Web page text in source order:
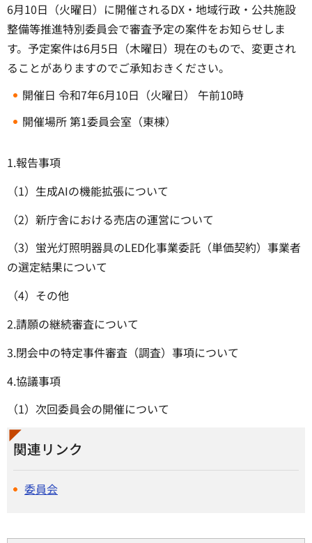
6月10日（火曜日）に開催されるDX・地域行政・公共施設
整備等推進特別委員会で審査予定の案件をお知らせしま
す。予定案件は6月5日（木曜日）現在のもので、変更され
ることがありますのでご承知おきください。
開催日 令和7年6月10日（火曜日） 午前10時
開催場所 第1委員会室（東棟）
1.報告事項
（1）生成AIの機能拡張について
（2）新庁舎における売店の運営について
（3）蛍光灯照明器具のLED化事業委託（単価契約）事業者
の選定結果について
（4）その他
2.請願の継続審査について
3.閉会中の特定事件審査（調査）事項について
4.協議事項
（1）次回委員会の開催について
関連リンク
委員会